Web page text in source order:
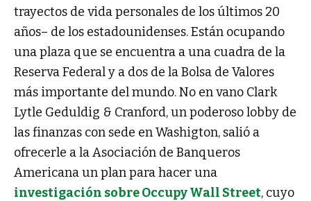
trayectos de vida personales de los últimos 20
años– de los estadounidenses. Están ocupando
una plaza que se encuentra a una cuadra de la
Reserva Federal y a dos de la Bolsa de Valores
más importante del mundo. No en vano Clark
Lytle Geduldig & Cranford, un poderoso lobby de
las finanzas con sede en Washigton, salió a
ofrecerle a la Asociación de Banqueros
Americana un plan para hacer una
investigación sobre Occupy Wall Street, cuyo